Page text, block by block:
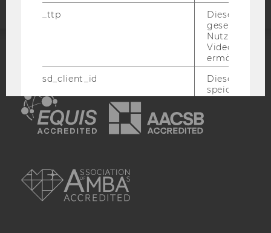
ACCREDITED BY:
_ttp
Dieser
gesetzt, um
Nutzung des
Videoplayers
ermöglichen
sd_client_id
Dieses Cookie
speichert